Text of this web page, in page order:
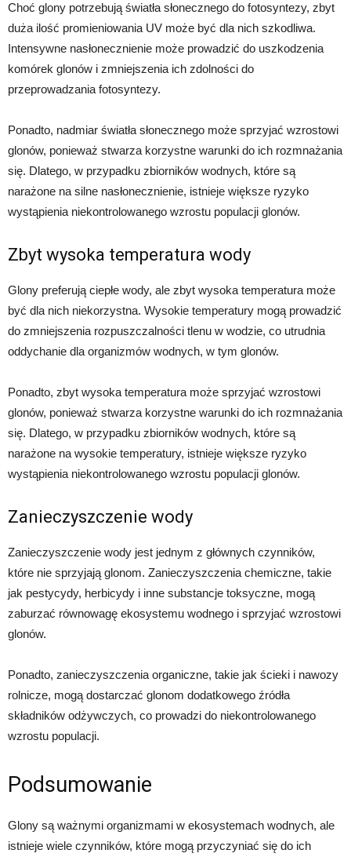
Choć glony potrzebują światła słonecznego do fotosyntezy, zbyt
duża ilość promieniowania UV może być dla nich szkodliwa.
Intensywne nasłonecznienie może prowadzić do uszkodzenia
komórek glonów i zmniejszenia ich zdolności do
przeprowadzania fotosyntezy.
Ponadto, nadmiar światła słonecznego może sprzyjać wzrostowi
glonów, ponieważ stwarza korzystne warunki do ich rozmnażania
się. Dlatego, w przypadku zbiorników wodnych, które są
narażone na silne nasłonecznienie, istnieje większe ryzyko
wystąpienia niekontrolowanego wzrostu populacji glonów.
Zbyt wysoka temperatura wody
Glony preferują ciepłe wody, ale zbyt wysoka temperatura może
być dla nich niekorzystna. Wysokie temperatury mogą prowadzić
do zmniejszenia rozpuszczalności tlenu w wodzie, co utrudnia
oddychanie dla organizmów wodnych, w tym glonów.
Ponadto, zbyt wysoka temperatura może sprzyjać wzrostowi
glonów, ponieważ stwarza korzystne warunki do ich rozmnażania
się. Dlatego, w przypadku zbiorników wodnych, które są
narażone na wysokie temperatury, istnieje większe ryzyko
wystąpienia niekontrolowanego wzrostu populacji glonów.
Zanieczyszczenie wody
Zanieczyszczenie wody jest jednym z głównych czynników,
które nie sprzyjają glonom. Zanieczyszczenia chemiczne, takie
jak pestycydy, herbicydy i inne substancje toksyczne, mogą
zaburzać równowagę ekosystemu wodnego i sprzyjać wzrostowi
glonów.
Ponadto, zanieczyszczenia organiczne, takie jak ścieki i nawozy
rolnicze, mogą dostarczać glonom dodatkowego źródła
składników odżywczych, co prowadzi do niekontrolowanego
wzrostu populacji.
Podsumowanie
Glony są ważnymi organizmami w ekosystemach wodnych, ale
istnieje wiele czynników, które mogą przyczyniać się do ich